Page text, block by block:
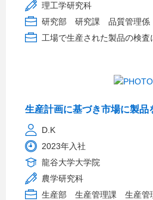
理工学研究科
研究部 研究課 品質管理係
工場で生産された製品の検
生産計画に基づき市場に製品
D.K
2023年入社
龍谷大学大学院
農学研究科
生産部 生産管理課 生産管